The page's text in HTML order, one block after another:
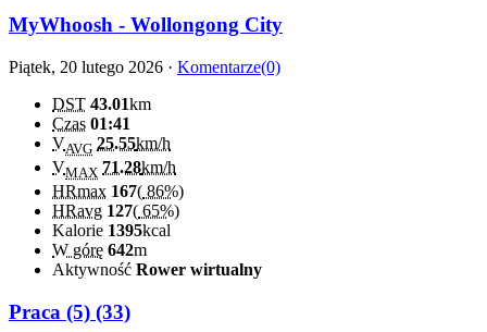
MyWhoosh - Wollongong City
Piątek, 20 lutego 2026 · Komentarze(0)
DST 43.01km
Czas 01:41
VAVG 25.55km/h
VMAX 71.28km/h
HRmax 167( 86%)
HRavg 127( 65%)
Kalorie 1395kcal
W górę 642m
Aktywność Rower wirtualny
Praca (5) (33)